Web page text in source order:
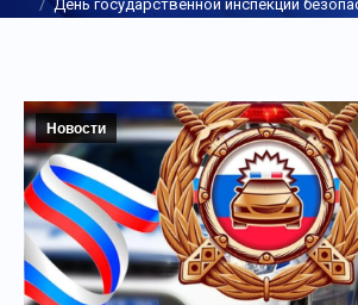
День государственной инспекции
Новости